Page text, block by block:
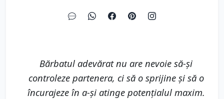
Bărbatul adevărat nu are nevoie să-și
controleze partenera, ci să o sprijine și să o
încurajeze în a-și atinge potențialul maxim.